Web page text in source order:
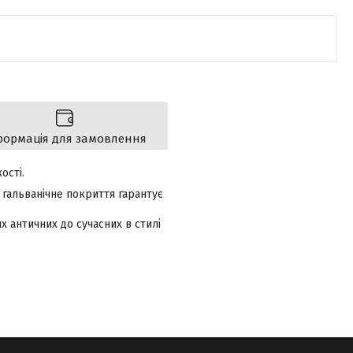
для замовлення
покриття гарантує
до сучасних в стилі